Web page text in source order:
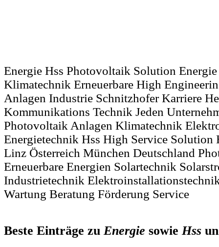
Energie Hss Photovoltaik Solution
Klimatechnik Erneuerbare High
Anlagen Industrie Schnitzhofer Karriere
Kommunikations Technik Jeden
Photovoltaik Anlagen Klimatechnik
Energietechnik Hss High Service Solution
Linz Österreich München Deutschland
Erneuerbare Energien Solartechnik
Industrietechnik
Wartung Beratung Förderung Service
Beste Einträge zuEnergie sowieHss